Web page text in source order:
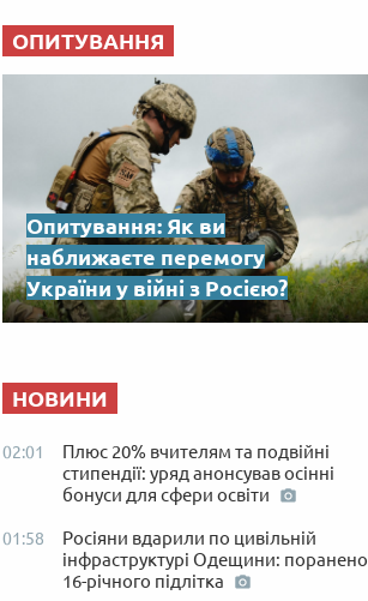
ОПИТУВАННЯ
Опитування: Як ви
наближаєте перемогу
України у війні з Росією?
НОВИНИ
02:01
Плюс 20% вчителям та подвійні
стипендії: уряд анонсував осінні
бонуси для сфери освіти
01:58
Росіяни вдарили по цивільній
інфраструктурі Одещини: поранено
16-річного підлітка